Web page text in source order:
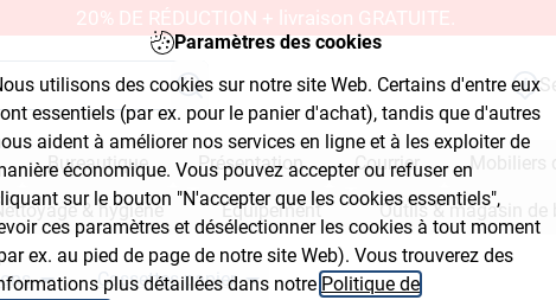
Paramètres des cookies
utilisons des cookies sur notre site Web. Certains d'entre eux
essentiels (par ex. pour le panier d'achat), tandis que d'autres
aident à améliorer nos services en ligne et à les exploiter de
économique. Vous pouvez accepter ou refuser en
sur le bouton "N'accepter que les cookies essentiels",
ces paramètres et désélectionner les cookies à tout moment
ex. au pied de page de notre site Web). Vous trouverez des
plus détaillées dans notre Politique de
20% DE RÉDUCTION + livraison GRATUITE.
Bureautique Présentation Courrier Mobiliers
& hygiène Équipement Outils & magasin de
Breadcrumb Flyout Button 2
Cassettes papier Breadcrumb Flyout Button 3